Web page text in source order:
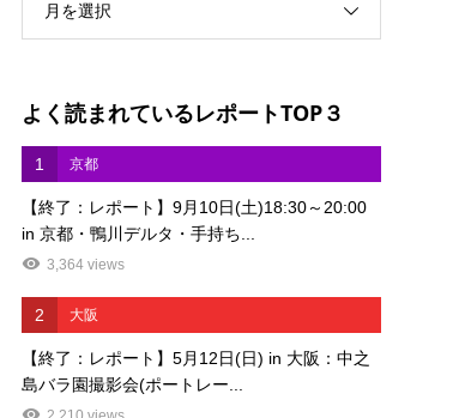
月を選択
よく読まれているレポートTOP３
1 京都
【終了：レポート】9月10日(土)18:30～20:00
in 京都・鴨川デルタ・手持ち...
3,364 views
2 大阪
【終了：レポート】5月12日(日) in 大阪：中之
島バラ園撮影会(ポートレー...